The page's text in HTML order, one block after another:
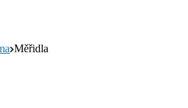
Měřidla